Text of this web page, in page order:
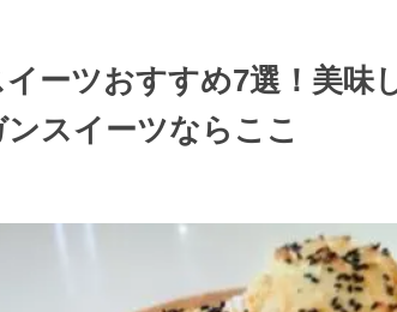
ーツおすすめ7選！美味
スイーツならここ